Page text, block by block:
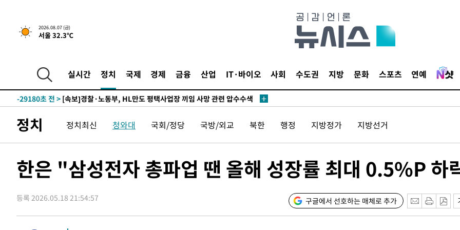
2026.08.07 (금)
서울 32.3℃
실시간 정치 국제 경제 금융 산업 IT·바이오 사회 수도권 지방 문화 스포츠 연예
-14559초 전 >[속보] 뉴욕증시, 일제 하락 마감…나스닥 0.06%↓
-31473초 전 >
[속보]'300억원대 사기 혐의' 차가원 대표 구속 송치
-30667초 전 >
-29180초 전 > [속보]경찰·노동부, HL만도 평택사업장 끼임 사망 관련 압수수색
압수수색
-28816초 전 >
[속보]원·달러 환율, 오전 9시 1423.8원
-28612초 전 >[속보]삼성전자·SK하이닉스 동반 강보합…1%대 상승 출발
-28566초 전 >[속보]코스피, 6300선 재탈환…1.09% 오른 6365.07 개장
태
-25029초 전 >입추에도 극한더위…서울 낮 39도 '폭염중대경보'
-19993초 전 >이란, 호르무즈서 "적국 목표물들"과 대치로 남부 케슘섬에서 두차
-18708초 전 > [속보]美, 폴리실리콘 수입 규제…파생제품 15% 관세, 120일 후
정치 정치최신 청와대 국회/정당 국방/외교 북한 행정 지방정가 지방선거
한은 "삼성전자 총파업 땐 올해 성장률 최대 0.5%P 하
등록 2026.05.18 21:54:57 구글에서 선호하는 매체로 추가